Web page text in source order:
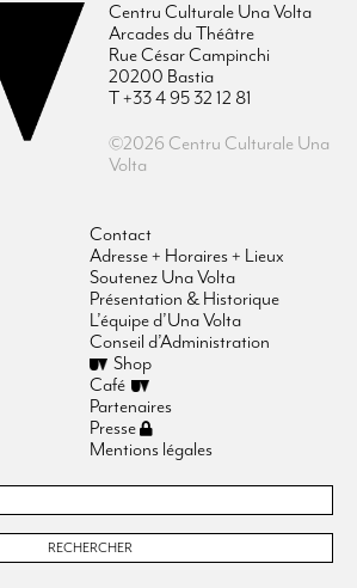
Centru Culturale Una Volta
Arcades du Théâtre
Rue César Campinchi
20200 Bastia
T +33 4 95 32 12 81
©2026 Centru Culturale Una
Volta
Contact
Adresse + Horaires + Lieux
Soutenez Una Volta
Présentation & Historique
L’équipe d’Una Volta
Conseil d’Administration
Shop
Café
Partenaires
Presse
Mentions légales